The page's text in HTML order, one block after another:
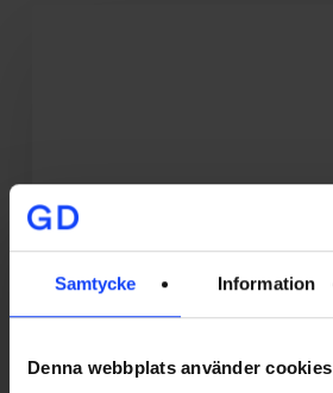
Samtycke Information
Denna webbplats använder cookies
PÅ KONTORET